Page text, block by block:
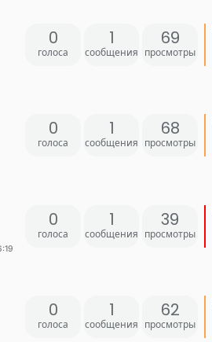
0
голоса
1
сообщения
69
просмотры
0
голоса
1
сообщения
68
просмотры
0
голоса
1
сообщения
39
просмотры
0
голоса
1
сообщения
62
просмотры